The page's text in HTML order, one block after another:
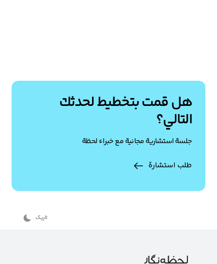
هل قمت بتخطيط لحدثك
التالي؟
جلسة استشارية مجانية مع خبراء لحظة
طلب استشارة
تاریک